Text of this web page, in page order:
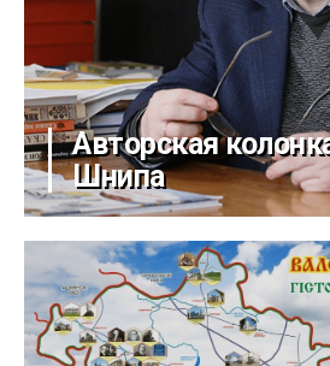
Авторская
Шнипа